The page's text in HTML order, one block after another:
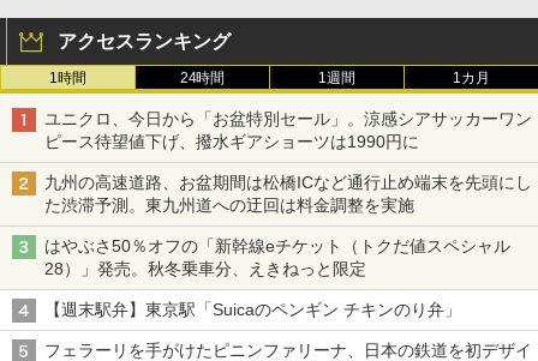
アクセスランキング
1時間 24時間 1週間 1カ月
ユニクロ、今日から「お盆特別セール」。涼感シアサッカーワン
ピース待望値下げ、撥水ギアショーツは1990円に
九州の高速道路、お盆期間は松橋ICなど通行止め端末を先頭にし
た渋滞予測。東九州道への迂回は料金調整を実施
はやぶさ50％オフの「新幹線eチケット（トクだ値スペシャル
28）」発売。秋冬乗車分、えきねっと限定
【週末駅弁】東京駅「Suicaのペンギン チキンのり弁」
フェラーリを手がけたピニンファリーナ、日本の鉄道を初デザイ